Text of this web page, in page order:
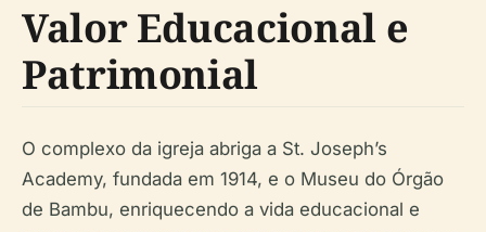
Valor Educacional e
Patrimonial
O complexo da igreja abriga a St. Joseph’s
Academy, fundada em 1914, e o Museu do Órgão
de Bambu, enriquecendo a vida educacional e